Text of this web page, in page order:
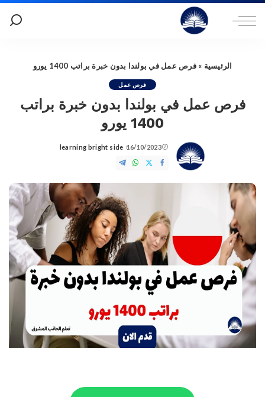
الرئيسية »فرص عمل في بولندا بدون خبرة براتب 1400 يورو
فرص عمل
فرص عمل في بولندا بدون خبرة براتب
1400 يورو
16/10/2023
Posted
by
learning bright side